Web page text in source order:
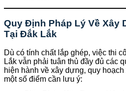
Quy Định Pháp Lý Về Xây
Tại Đắk Lắk
Dù có tính chất lắp ghép, việc thi
Lắk vẫn phải tuân thủ đầy đủ các
hiện hành về xây dựng, quy
một số điểm cần lưu ý: